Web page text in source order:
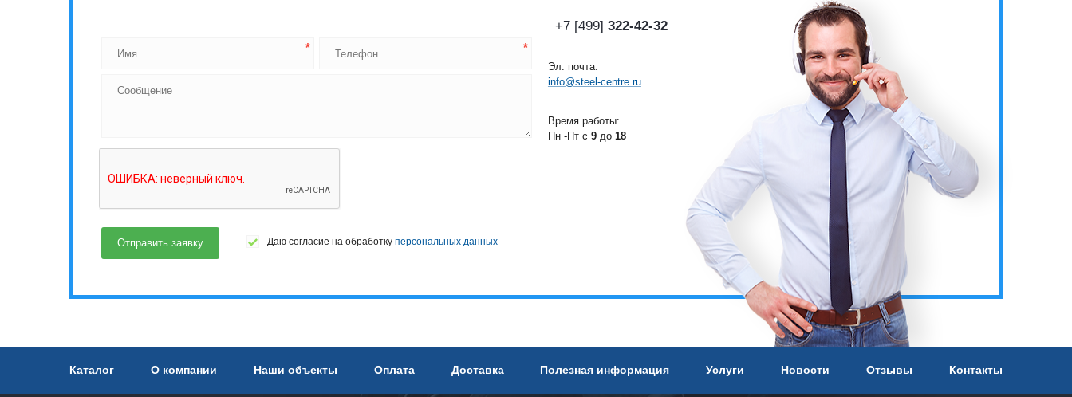
Даю согласие на обработку персональных данных
+7 [499] 322-42-32
Эл. почта:
info@steel-centre.ru
Время работы:
Пн -Пт с 9до 18
Каталог О компании Наши объекты Оплата Доставка Полезная информация Услуги Новости Отзывы Контакты